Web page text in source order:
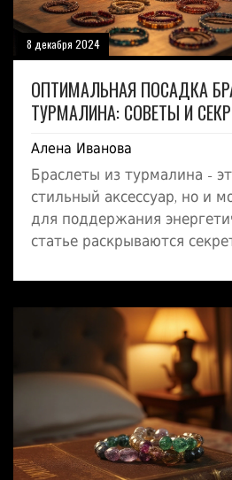
8 декабря 2024
ОПТИМАЛЬНАЯ ПОСАДКА
ТУРМАЛИНА: СОВЕТЫ И
Алена Иванова
Браслеты из турмалина -
стильный аксессуар, но и
для поддержания
статье раскрываются
выглядел эффектно и
функции. Вы узнаете,
стоит учитывать при
какие способы
Настройтесь на получение
и вдохновения для
стиля.